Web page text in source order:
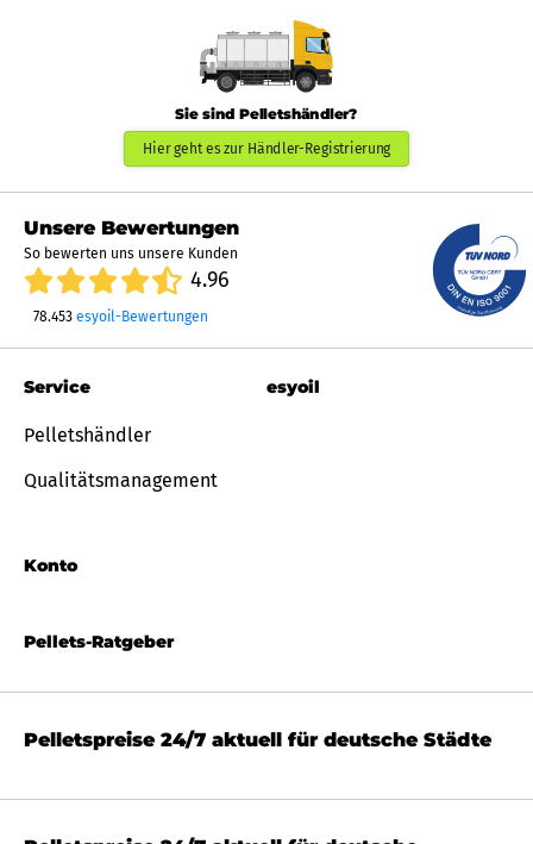
Sie sind Pelletshändler?
Hier geht es zur Händler-Registrierung
Unsere Bewertungen
So bewerten uns unsere Kunden
4.96
78.453 esyoil-Bewertungen
Pellets-Ratgeber
Service
Pelletshändler
Qualitätsmanagement
Konto
esyoil
Pelletspreise 24/7 aktuell für deutsche Städte